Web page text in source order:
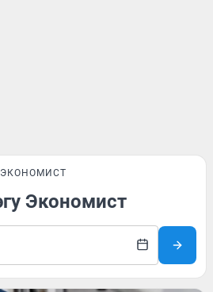
ЭКОНОМИСТ
Экономист